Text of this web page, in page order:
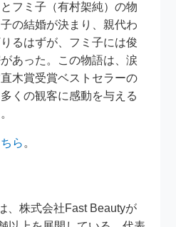
フミ子（有村架純）の物
の結婚が決まり、親代わ
るはずが、フミ子には俊
あった。この物語は、涙
木賞受賞ベストセラーの
くの観客に感動を与える
ら 。
、株式会社Fast Beautyが